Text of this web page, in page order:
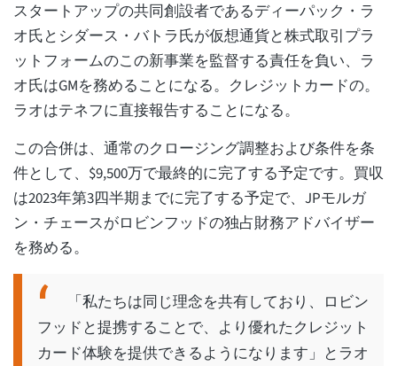
スタートアップの共同創設者であるディーパック・ラ
オ氏とシダース・バトラ氏が仮想通貨と株式取引プラ
ットフォームのこの新事業を監督する責任を負い、ラ
オ氏はGMを務めることになる。クレジットカードの。
ラオはテネフに直接報告することになる。
この合併は、通常のクロージング調整および条件を条
件として、$9,500万で最終的に完了する予定です。買収
は2023年第3四半期までに完了する予定で、JPモルガ
ン・チェースがロビンフッドの独占財務アドバイザー
を務める。
「私たちは同じ理念を共有しており、ロビン
フッドと提携することで、より優れたクレジット
カード体験を提供できるようになります」とラオ